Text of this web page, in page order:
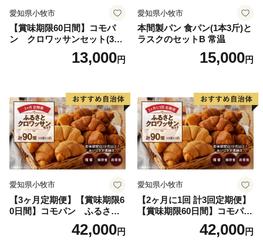
愛知県小牧市
【賞味期限60日間】コモパ
ン クロワッサンセット(30
個入り)／災害用備蓄 保存食
非常食 防災グッズにも
13,000円
愛知県小牧市
本間製パン 食パン(1本3斤)と
ラスクのセットB 常温
15,000円
愛知県小牧市
【3ヶ月定期便】【賞味期限6
0日間】コモパン ふるさと
クロワッサンセット（計90
個）／災害用備蓄 保存食 非
42,000円
愛知県小牧市
【2ヶ月に1回 計3回定期便】
【賞味期限60日間】コモパ
ン ふるさとクロワッサンセ
ット（計90個）／災害用備蓄
42,000円